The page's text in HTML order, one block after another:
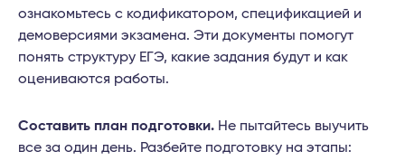
ознакомьтесь с кодификатором, спецификацией и
демоверсиями экзамена. Эти документы помогут
понять структуру ЕГЭ, какие задания будут и как
оцениваются работы.
Составить план подготовки. Не пытайтесь выучить
все за один день. Разбейте подготовку на этапы: